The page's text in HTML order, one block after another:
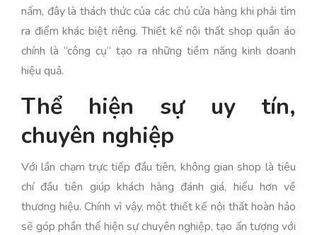
nấm, đây là thách thức của các chủ cửa hàng khi phải tìm
ra điểm khác biệt riêng. Thiết kế nội thất shop quần áo
chính là “công cụ” tạo ra những tiềm năng kinh doanh
hiệu quả.
Thể hiện sự uy tín,
chuyên nghiệp
Với lần chạm trực tiếp đầu tiên, không gian shop là tiêu
chí đầu tiên giúp khách hàng đánh giá, hiểu hơn về
thương hiệu. Chính vì vậy, một thiết kế nội thất hoàn hảo
sẽ góp phần thể hiện sự chuyên nghiệp, tạo ấn tượng với